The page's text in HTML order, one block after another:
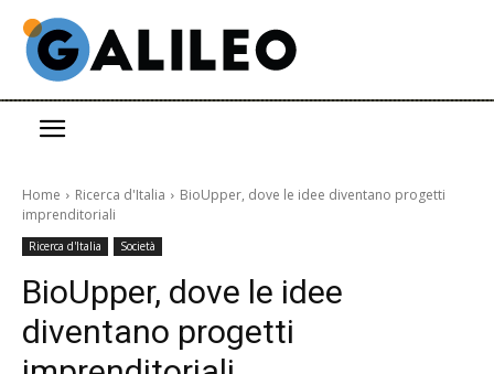
Home Ricerca d'Italia
BioUpper, dove le idee diventano progetti
imprenditoriali
Ricerca d'Italia Società
BioUpper, dove le idee
diventano progetti